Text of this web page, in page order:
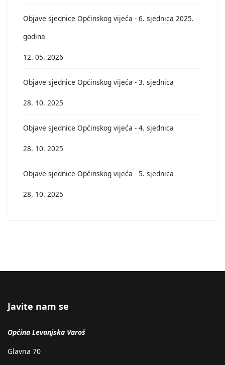
Objave sjednice Općinskog vijeća - 6. sjednica 2025.
godina
12. 05. 2026
Objave sjednice Općinskog vijeća - 3. sjednica
28. 10. 2025
Objave sjednice Općinskog vijeća - 4. sjednica
28. 10. 2025
Objave sjednice Općinskog vijeća - 5. sjednica
28. 10. 2025
Javite nam se
Općina Levanjska Varoš
Glavna 70